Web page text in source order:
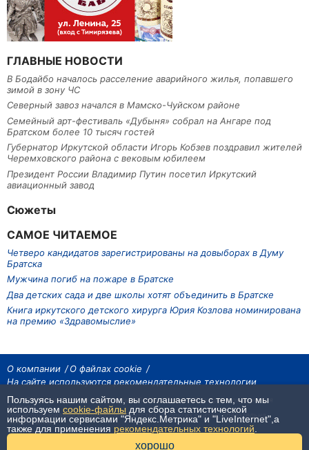
ГЛАВНЫЕ НОВОСТИ
В Бодайбо началось расселение аварийного жилья, попавшего
зимой в зону ЧС
Северный завоз начался в Мамско-Чуйском районе
Семейный арт-фестиваль «Дубыня» собрал на Ангаре под
Братском более 10 тысяч гостей
Губернатор Иркутской области Игорь Кобзев поздравил жителей
Черемховского района с вековым юбилеем
Президент России Владимир Путин посетил Иркутский
авиационный завод
Сюжеты
САМОЕ ЧИТАЕМОЕ
Четверо кандидатов зарегистрированы на довыборах в Думу
Братска
Мужчина погиб на пожаре в Братске
Два детских сада и две школы хотят объединить в Братске
Книга иркутского детского хирурга Юрия Козлова номинирована
на премию «Здравомыслие»
О компании
О файлах cookie
На сайте используются рекомендательные технологии
На сайте размещаются материалы ИА «Наш Север». Все права охраняются
законом.
При использовании материалов агентства на других сайтах, обязательна
гиперссылка.
Пользуясь нашим сайтом, вы соглашаетесь с тем, что мы
используем cookie-файлы для сбора статистической
информации сервисами "Яндекс.Метрика" и "LiveInternet",а
также для применения рекомендательных технологий
хорошо